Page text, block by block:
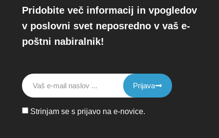
Pridobite več informacij in vpogledov
v poslovni svet neposredno v vaš e-
poštni nabiralnik!
Strinjam se s prijavo na e-novice.
Prijava